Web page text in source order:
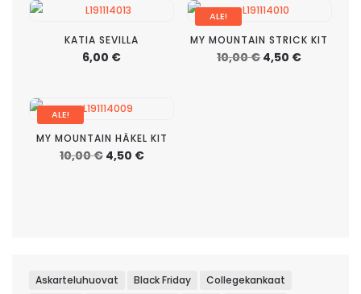
KATIA SEVILLA
6,00 €
ALE!
MY MOUNTAIN STRICK KIT
10,00€Alkuperäinen
hinta
4,50 €Nykyinen
ALE!
MY MOUNTAIN HÄKEL KIT
10,00€ Alkuperäinen
hinta
4,50 €Nykyinen
Askarteluhuovat Black Friday
Collegekankaat